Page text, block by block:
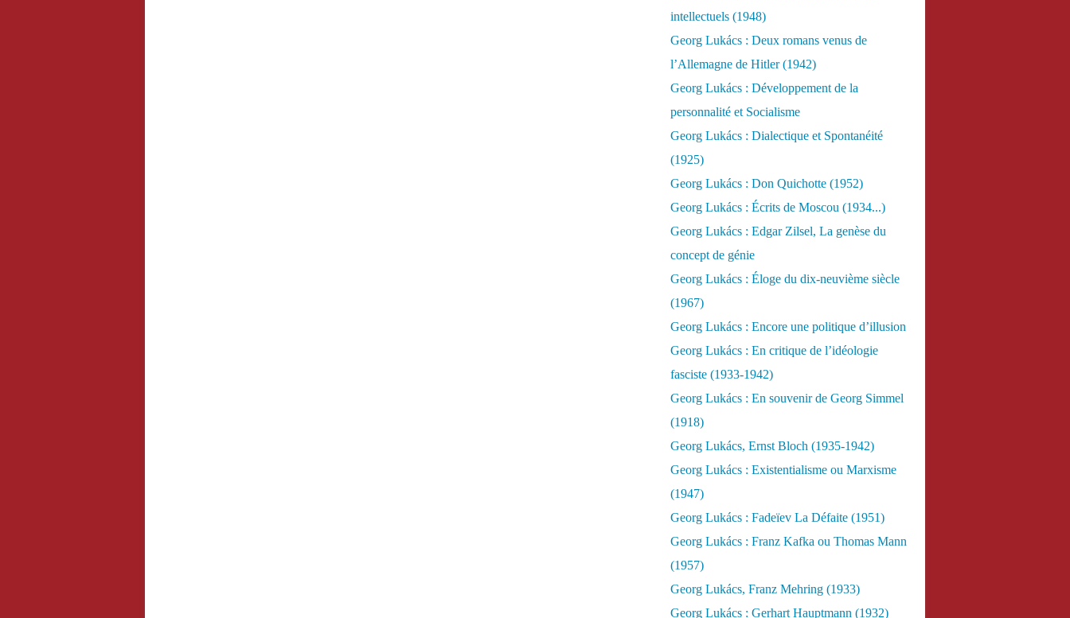
intellectuels (1948)
Georg Lukács : Deux romans venus de
l’Allemagne de Hitler (1942)
Georg Lukács : Développement de la
personnalité et Socialisme
Georg Lukács : Dialectique et Spontanéité
(1925)
Georg Lukács : Don Quichotte (1952)
Georg Lukács : Écrits de Moscou (1934...)
Georg Lukács : Edgar Zilsel, La genèse du
concept de génie
Georg Lukács : Éloge du dix-neuvième siècle
(1967)
Georg Lukács : Encore une politique d’illusion
Georg Lukács : En critique de l’idéologie
fasciste (1933-1942)
Georg Lukács : En souvenir de Georg Simmel
(1918)
Georg Lukács, Ernst Bloch (1935-1942)
Georg Lukács : Existentialisme ou Marxisme
(1947)
Georg Lukács : Fadeïev La Défaite (1951)
Georg Lukács : Franz Kafka ou Thomas Mann
(1957)
Georg Lukács, Franz Mehring (1933)
Georg Lukács : Gerhart Hauptmann (1932)